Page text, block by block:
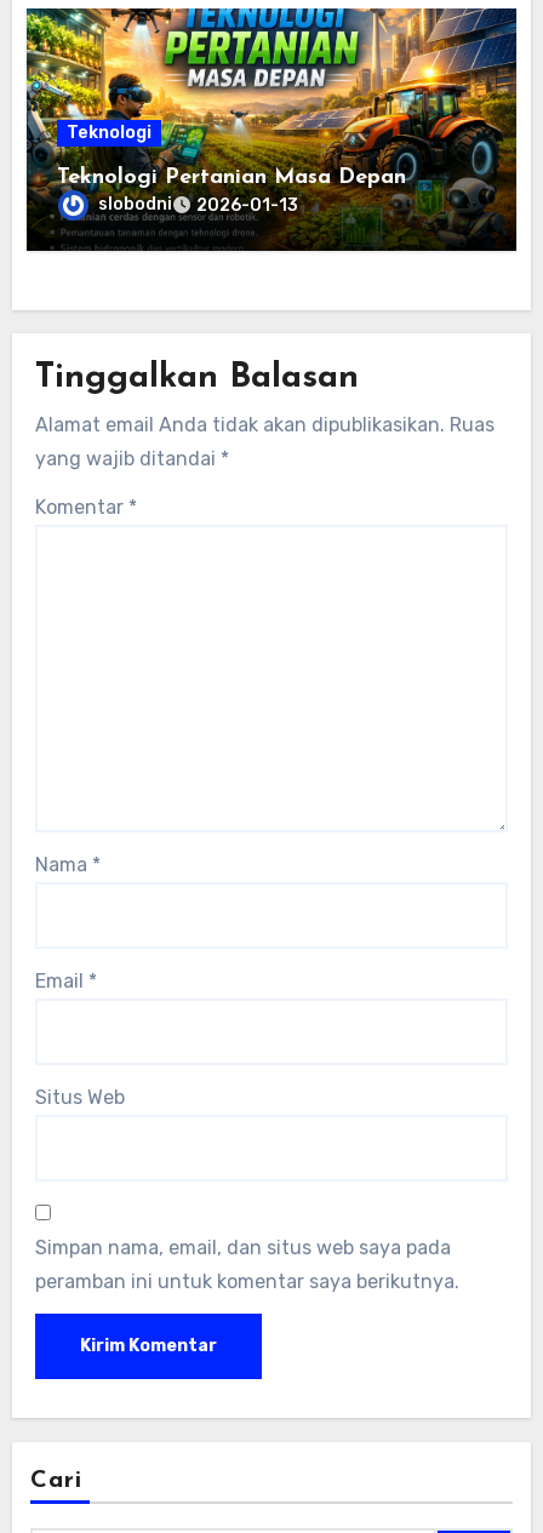
Teknologi
Teknologi Pertanian Masa Depan
slobodni 2026-01-13
Tinggalkan Balasan
Alamat email Anda tidak akan dipublikasikan. Ruas
yang wajib ditandai *
Komentar *
Nama *
Email *
Situs Web
Simpan nama, email, dan situs web saya pada
peramban ini untuk komentar saya berikutnya.
Cari